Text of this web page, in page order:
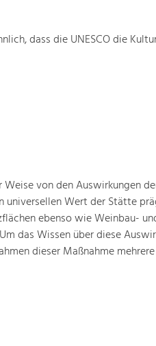
dass die UNESCO die
von den Auswirkungen
universellen Wert der Stätte
ebenso wie Weinbau-
das Wissen über diese
dieser Maßnahme mehrere